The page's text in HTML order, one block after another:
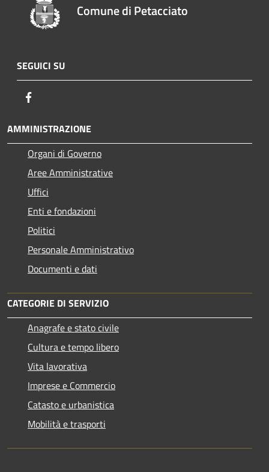
Comune di Petacciato
SEGUICI SU
AMMINISTRAZIONE
Organi di Governo
Aree Amministrative
Uffici
Enti e fondazioni
Politici
Personale Amministrativo
Documenti e dati
CATEGORIE DI SERVIZIO
Anagrafe e stato civile
Cultura e tempo libero
Vita lavorativa
Imprese e Commercio
Catasto e urbanistica
Mobilità e trasporti